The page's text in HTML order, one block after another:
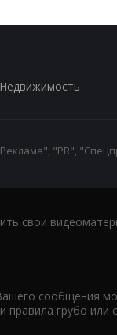
Недвижимость
"PR",
свои
сообщения
грубо или